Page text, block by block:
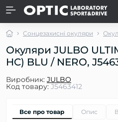
Сонцезахисні окуляри
Окуляри JULBO
HC) BLU / NERO,
Виробник: JULBO
Код товару: J5463412
Все про товар Опис